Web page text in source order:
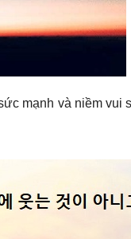
mạnh và niềm vui